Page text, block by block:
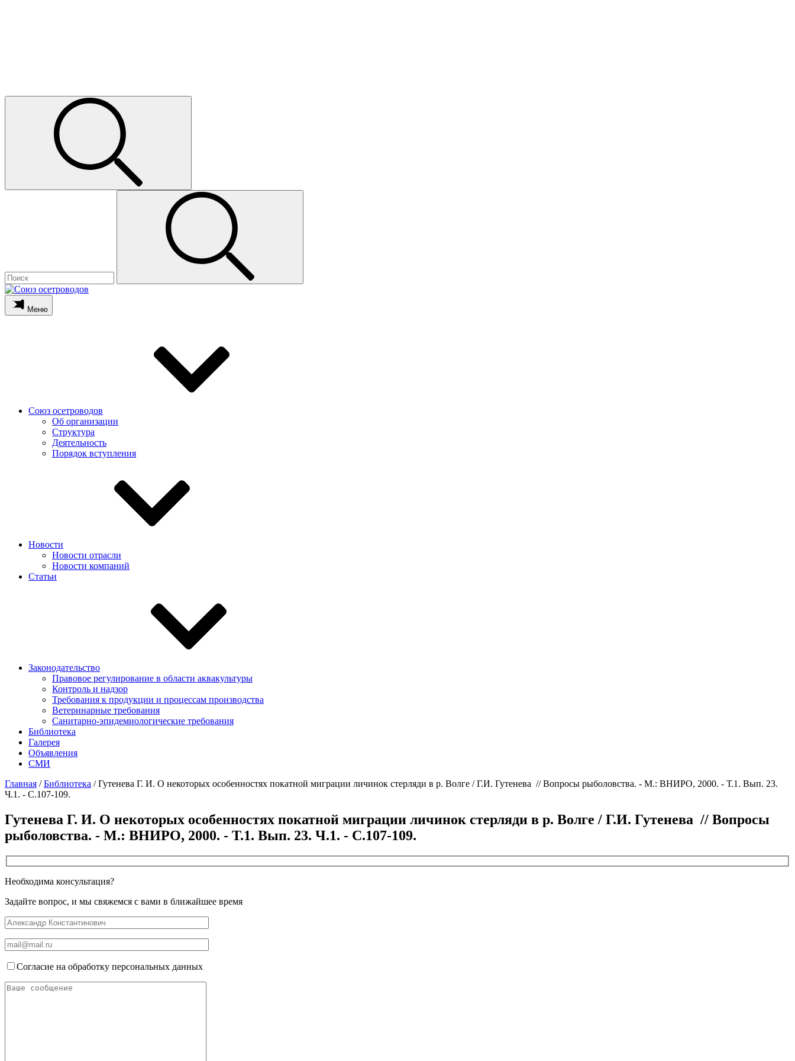
Меню
Союз осетроводов
Об организации
Структура
Деятельность
Порядок вступления
Новости
Новости отрасли
Новости компаний
Статьи
Законодательство
Правовое регулирование в области аквакультуры
Контроль и надзор
Требования к продукции и процессам производства
Ветеринарные требования
Санитарно-эпидемиологические требования
Библиотека
Галерея
Объявления
СМИ
Главная /Библиотека /Гутенева Г. И. О некоторых особенностях покатной миграции личинок стерляди в р. Волге / Г.И. Гутенева // Вопросы рыболовства. - М.: ВНИРО, 2000. - Т.1. Вып. 23.
Ч.1. - С.107-109.
Гутенева Г. И. О некоторых особенностях покатной миграции личинок стерляди в р. Волге / Г.И. Гутенева // Вопросы
рыболовства. - М.: ВНИРО, 2000. - Т.1. Вып. 23. Ч.1. - С.107-109.
Необходима консультация?
Задайте вопрос, и мы свяжемся с вами в ближайшее время
Согласие на обработку персональных данных